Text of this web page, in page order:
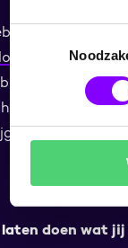
je governance
is namelijk
ingrijpend
best kunnen
doen wat